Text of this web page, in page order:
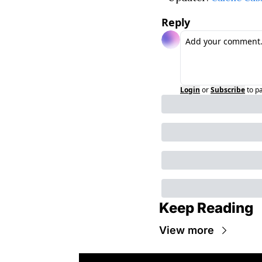
Reply
Login orSubscribeto
Keep Reading
View more